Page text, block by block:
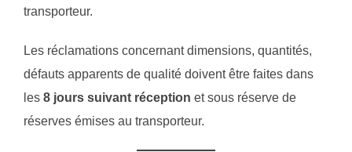
transporteur.
Les réclamations concernant dimensions, quantités,
défauts apparents de qualité doivent être faites dans
les 8 jours suivant réception et sous réserve de
réserves émises au transporteur.